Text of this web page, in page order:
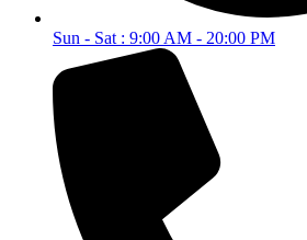
Sun - Sat : 9:00 AM - 20:00 PM